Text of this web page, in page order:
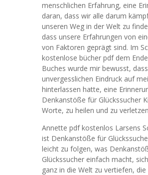
menschlichen Erfahrung, eine
daran, dass wir alle darum
unseren Weg in der Welt zu
dass unsere Erfahrungen von
von Faktoren geprägt sind. Im
kostenlose bücher pdf dem
Buches wurde mir bewusst,
unvergesslichen Eindruck auf
hinterlassen hatte, eine
Denkanstöße für Glückssucher
Worte, zu heilen und zu
Annette pdf kostenlos Larsens
ist Denkanstöße für
leicht zu folgen, was
Glückssucher einfach macht,
ganz in die Welt zu vertiefen, die